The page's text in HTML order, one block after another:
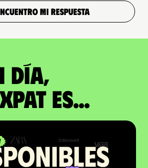
MI RESPUESTA
día,
es...